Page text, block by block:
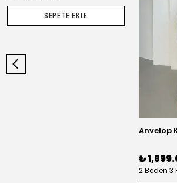
SEPETE EKLE
₺
2 Beden 3